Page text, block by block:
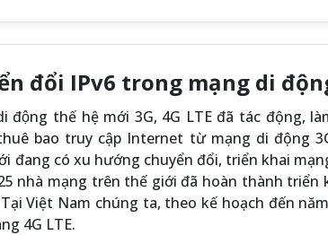
đổi IPv6 trong mạng di
động thế hệ mới 3G, 4G LTE đã tác động,
bao truy cập Internet từ mạng di động
đang có xu hướng chuyển đổi, triển khai
nhà mạng trên thế giới đã hoàn thành triển
Việt Nam chúng ta, theo kế hoạch đến
4G LTE.